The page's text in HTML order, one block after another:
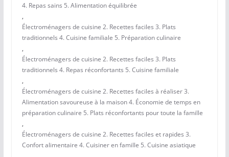
4. Repas sains 5. Alimentation équilibrée
,
Électroménagers de cuisine 2. Recettes faciles 3. Plats
traditionnels 4. Cuisine familiale 5. Préparation culinaire
,
Électroménagers de cuisine 2. Recettes faciles 3. Plats
traditionnels 4. Repas réconfortants 5. Cuisine familiale
,
Électroménagers de cuisine 2. Recettes faciles à réaliser 3.
Alimentation savoureuse à la maison 4. Économie de temps en
préparation culinaire 5. Plats réconfortants pour toute la famille
,
Électroménagers de cuisine 2. Recettes faciles et rapides 3.
Confort alimentaire 4. Cuisiner en famille 5. Cuisine asiatique